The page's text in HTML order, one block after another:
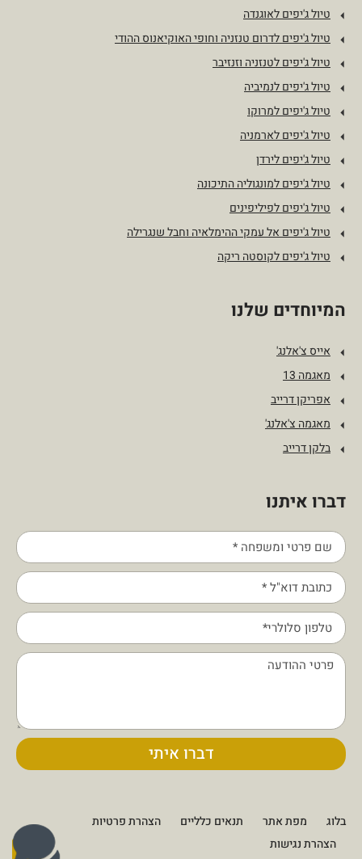
טיול ג'יפים לאוגנדה
טיול ג'יפים לדרום טנזניה וחופי האוקיאנוס ההודי
טיול ג'יפים לטנזניה וזנזיבר
טיול ג'יפים לנמיביה
טיול ג'יפים למרוקו
טיול ג'יפים לארמניה
טיול ג'יפים לירדן
טיול ג'יפים למונגוליה התיכונה
טיול ג'יפים לפיליפינים
טיול ג'יפים אל עמקי ההימלאיה וחבל שנגרילה
טיול ג'יפים לקוסטה ריקה
המיוחדים שלנו
אייס צ'אלנג'
מאגמה 13
אפריקן דרייב
מאגמה צ'אלנג'
בלקן דרייב
דברו איתנו
דברו איתי
בלוג מפת אתר תנאים כלליים
הצהרת פרטיות
הצהרת נגישות